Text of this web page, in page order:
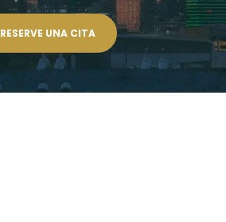
RESERVE UNA CITA